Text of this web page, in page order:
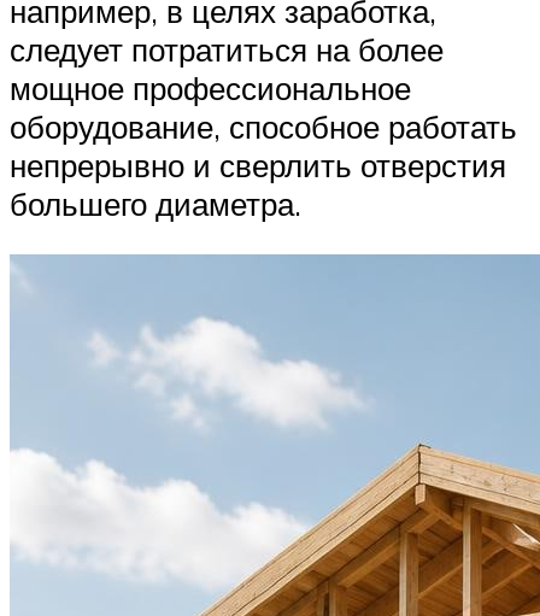
например, в целях заработка,
следует потратиться на более
мощное профессиональное
оборудование, способное работать
непрерывно и сверлить отверстия
большего диаметра.